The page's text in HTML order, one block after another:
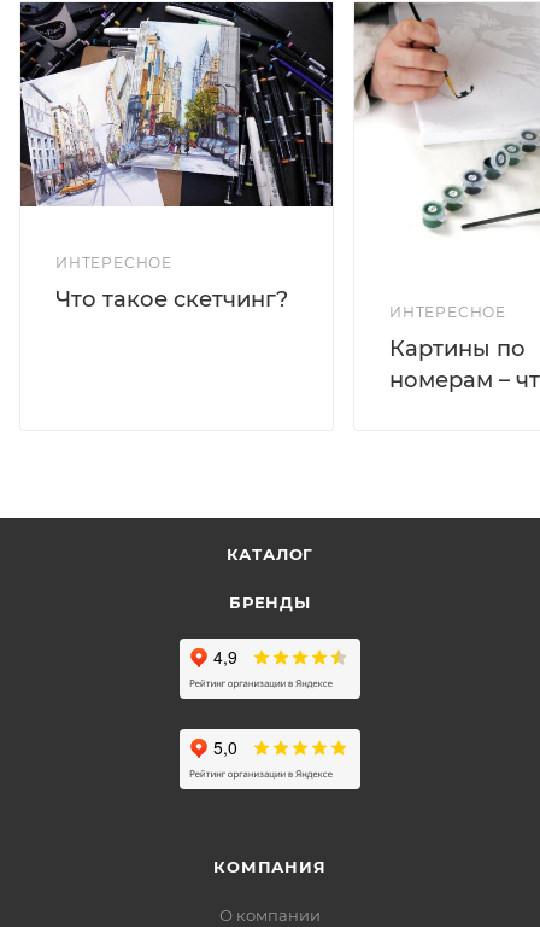
ИНТЕРЕСНОЕ
Что такое скетчинг?
ИНТЕРЕСНОЕ
Картины по
номерам –
КАТАЛОГ
БРЕНДЫ
КОМПАНИЯ
О компании